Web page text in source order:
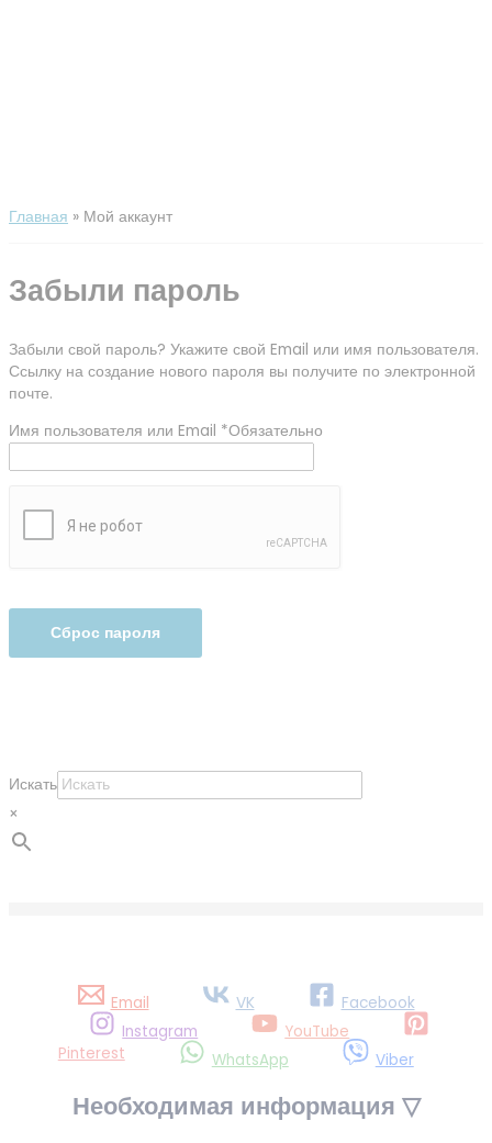
Главная Мой аккаунт
Искать
×
Забыли пароль
Забыли свой пароль? Укажите свой Email или имя пользователя.
Ссылку на создание нового пароля вы получите по электронной
почте.
Имя пользователя или Email *Обязательно
Сброс пароля
Email VK
Facebook
Instagram
YouTube
Pinterest
WhatsApp Viber
Необходимая информация ▽